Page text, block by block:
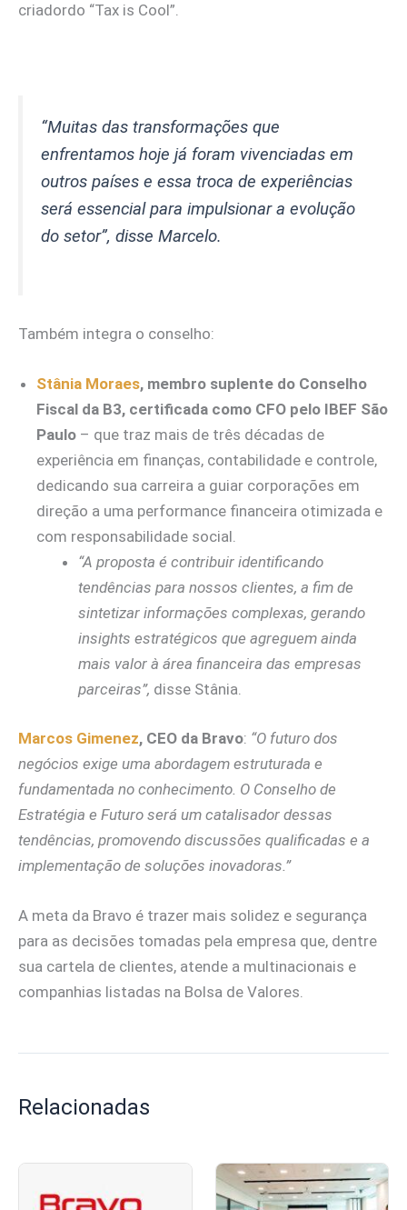
criadordo “Tax is Cool”.
“Muitas das transformações que
enfrentamos hoje já foram vivenciadas em
outros países e essa troca de experiências
será essencial para impulsionar a evolução
do setor”, disse Marcelo.
Também integra o conselho:
Stânia Moraes, membro suplente do Conselho
Fiscal da B3, certificada como CFO pelo IBEF São
Paulo – que traz mais de três décadas de
experiência em finanças, contabilidade e controle,
dedicando sua carreira a guiar corporações em
direção a uma performance financeira otimizada e
com responsabilidade social.
“A proposta é contribuir identificando
tendências para nossos clientes, a fim de
sintetizar informações complexas, gerando
insights estratégicos que agreguem ainda
mais valor à área financeira das empresas
parceiras”, disse Stânia.
Marcos Gimenez, CEO da Bravo: “O futuro dos
negócios exige uma abordagem estruturada e
fundamentada no conhecimento. O Conselho de
Estratégia e Futuro será um catalisador dessas
tendências, promovendo discussões qualificadas e a
implementação de soluções inovadoras.”
A meta da Bravo é trazer mais solidez e segurança
para as decisões tomadas pela empresa que, dentre
sua cartela de clientes, atende a multinacionais e
companhias listadas na Bolsa de Valores.
Relacionadas